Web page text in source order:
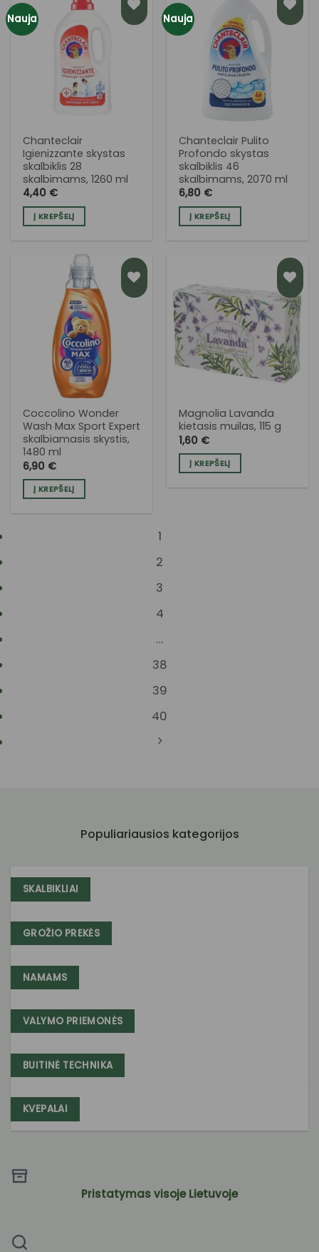
Nauja
Chanteclair
Igienizzante skystas
skalbiklis 28
skalbimams, 1260 ml
4,40 €
Į KREPŠELĮ
Nauja
Chanteclair Pulito
Profondo skystas
skalbiklis 46
skalbimams, 2070 ml
6,80 €
Į KREPŠELĮ
PRIDĖTI
Į NORŲ
SĄRAŠĄ
Coccolino Wonder
Wash Max Sport Expert
skalbiamasis skystis,
1480 ml
6,90 €
Į KREPŠELĮ
PRIDĖTI
Į NORŲ
SĄRAŠĄ
Magnolia Lavanda
kietasis muilas, 115 g
1,60 €
Į KREPŠELĮ
1
2
3
4
…
38
39
40
Populiariausios kategorijos
SKALBIKLIAI
GROŽIO PREKĖS
NAMAMS
VALYMO PRIEMONĖS
BUITINĖ TECHNIKA
KVEPALAI
Pristatymas visoje Lietuvoje